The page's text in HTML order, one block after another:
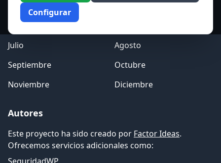
Configurar
Marzo
Abril
Mayo
Julio
Agosto
Septiembre
Octubre
Noviembre
Diciembre
Autores
Este proyecto ha sido creado por Factor Ideas.
Ofrecemos servicios adicionales como: